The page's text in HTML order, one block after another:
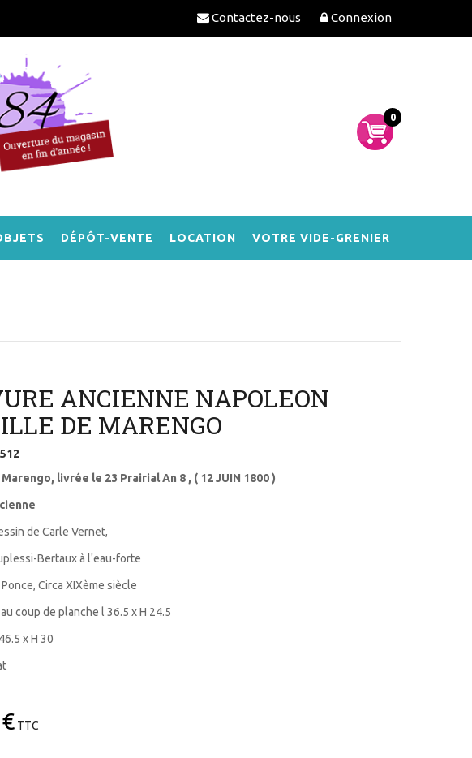
Connexion
Contactez-nous
0
DÉPÔT-VENTE LOCATION VOTRE VIDE-GRENIER
ANCIENNE NAPOLEON
DE MARENGO
512
livrée le 23 Prairial An 8 , ( 12 JUIN 1800 )
de Carle Vernet,
Bertaux à l'eau-forte
Circa XIXème siècle
coup de planche l 36.5 x H 24.5
x H 30
TTC